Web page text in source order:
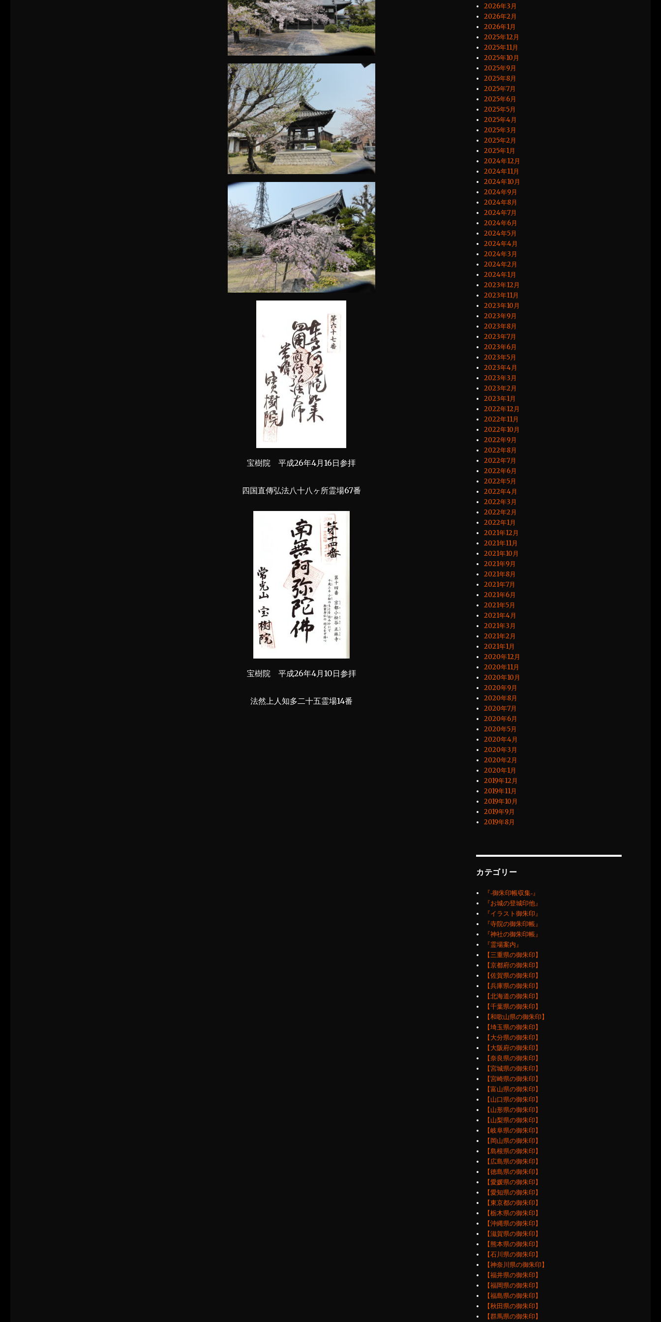
宝樹院 平成26年4月16日参拝
四国直傳弘法八十八ヶ所霊場67番
宝樹院 平成26年4月10日参拝
法然上人知多二十五霊場14番
2026年3月
2026年2月
2026年1月
2025年12月
2025年11月
2025年10月
2025年9月
2025年8月
2025年7月
2025年6月
2025年5月
2025年4月
2025年3月
2025年2月
2025年1月
2024年12月
2024年11月
2024年10月
2024年9月
2024年8月
2024年7月
2024年6月
2024年5月
2024年4月
2024年3月
2024年2月
2024年1月
2023年12月
2023年11月
2023年10月
2023年9月
2023年8月
2023年7月
2023年6月
2023年5月
2023年4月
2023年3月
2023年2月
2023年1月
2022年12月
2022年11月
2022年10月
2022年9月
2022年8月
2022年7月
2022年6月
2022年5月
2022年4月
2022年3月
2022年2月
2022年1月
2021年12月
2021年11月
2021年10月
2021年9月
2021年8月
2021年7月
2021年6月
2021年5月
2021年4月
2021年3月
2021年2月
2021年1月
2020年12月
2020年11月
2020年10月
2020年9月
2020年8月
2020年7月
2020年6月
2020年5月
2020年4月
2020年3月
2020年2月
2020年1月
2019年12月
2019年11月
2019年10月
2019年9月
2019年8月
カテゴリー
『‐御朱印帳収集‐』
『お城の登城印他』
『イラスト御朱印』
『寺院の御朱印帳』
『神社の御朱印帳』
『霊場案内』
【三重県の御朱印】
【京都府の御朱印】
【佐賀県の御朱印】
【兵庫県の御朱印】
【北海道の御朱印】
【千葉県の御朱印】
【和歌山県の御朱印】
【埼玉県の御朱印】
【大分県の御朱印】
【大阪府の御朱印】
【奈良県の御朱印】
【宮城県の御朱印】
【宮崎県の御朱印】
【富山県の御朱印】
【山口県の御朱印】
【山形県の御朱印】
【山梨県の御朱印】
【岐阜県の御朱印】
【岡山県の御朱印】
【島根県の御朱印】
【広島県の御朱印】
【徳島県の御朱印】
【愛媛県の御朱印】
【愛知県の御朱印】
【東京都の御朱印】
【栃木県の御朱印】
【沖縄県の御朱印】
【滋賀県の御朱印】
【熊本県の御朱印】
【石川県の御朱印】
【神奈川県の御朱印】
【福井県の御朱印】
【福岡県の御朱印】
【福島県の御朱印】
【秋田県の御朱印】
【群馬県の御朱印】